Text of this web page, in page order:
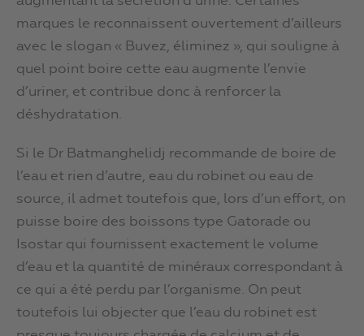
marques le reconnaissent ouvertement d’ailleurs
avec le slogan « Buvez, éliminez », qui souligne à
quel point boire cette eau augmente l’envie
d’uriner, et contribue donc à renforcer la
déshydratation.
Si le Dr Batmanghelidj recommande de boire de
l’eau et rien d’autre, eau du robinet ou eau de
source, il admet toutefois que, lors d’un effort, on
puisse boire des boissons type Gatorade ou
Isostar qui fournissent exactement le volume
d’eau et la quantité de minéraux correspondant à
ce qui a été perdu par l’organisme. On peut
toutefois lui objecter que l’eau du robinet est